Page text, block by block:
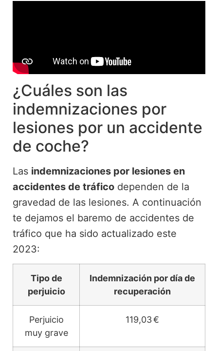
¿Cuáles son las
indemnizaciones por
lesiones por un accidente
de coche?
Las indemnizaciones por lesiones en
accidentes de tráfico dependen de la
gravedad de las lesiones. A continuación
te dejamos el baremo de accidentes de
tráfico que ha sido actualizado este
2023:
Tipo de
perjuicio
Indemnización por día de
recuperación
Perjuicio
muy grave
119,03 €